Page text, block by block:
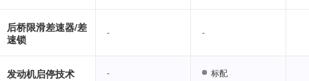
后桥限滑差速器/差
速锁
- -
发动机启停技术 - 标配
- -
- 标配